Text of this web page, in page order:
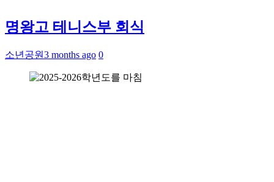
명왕고 테니스부 회식
소년공원3 months ago 0